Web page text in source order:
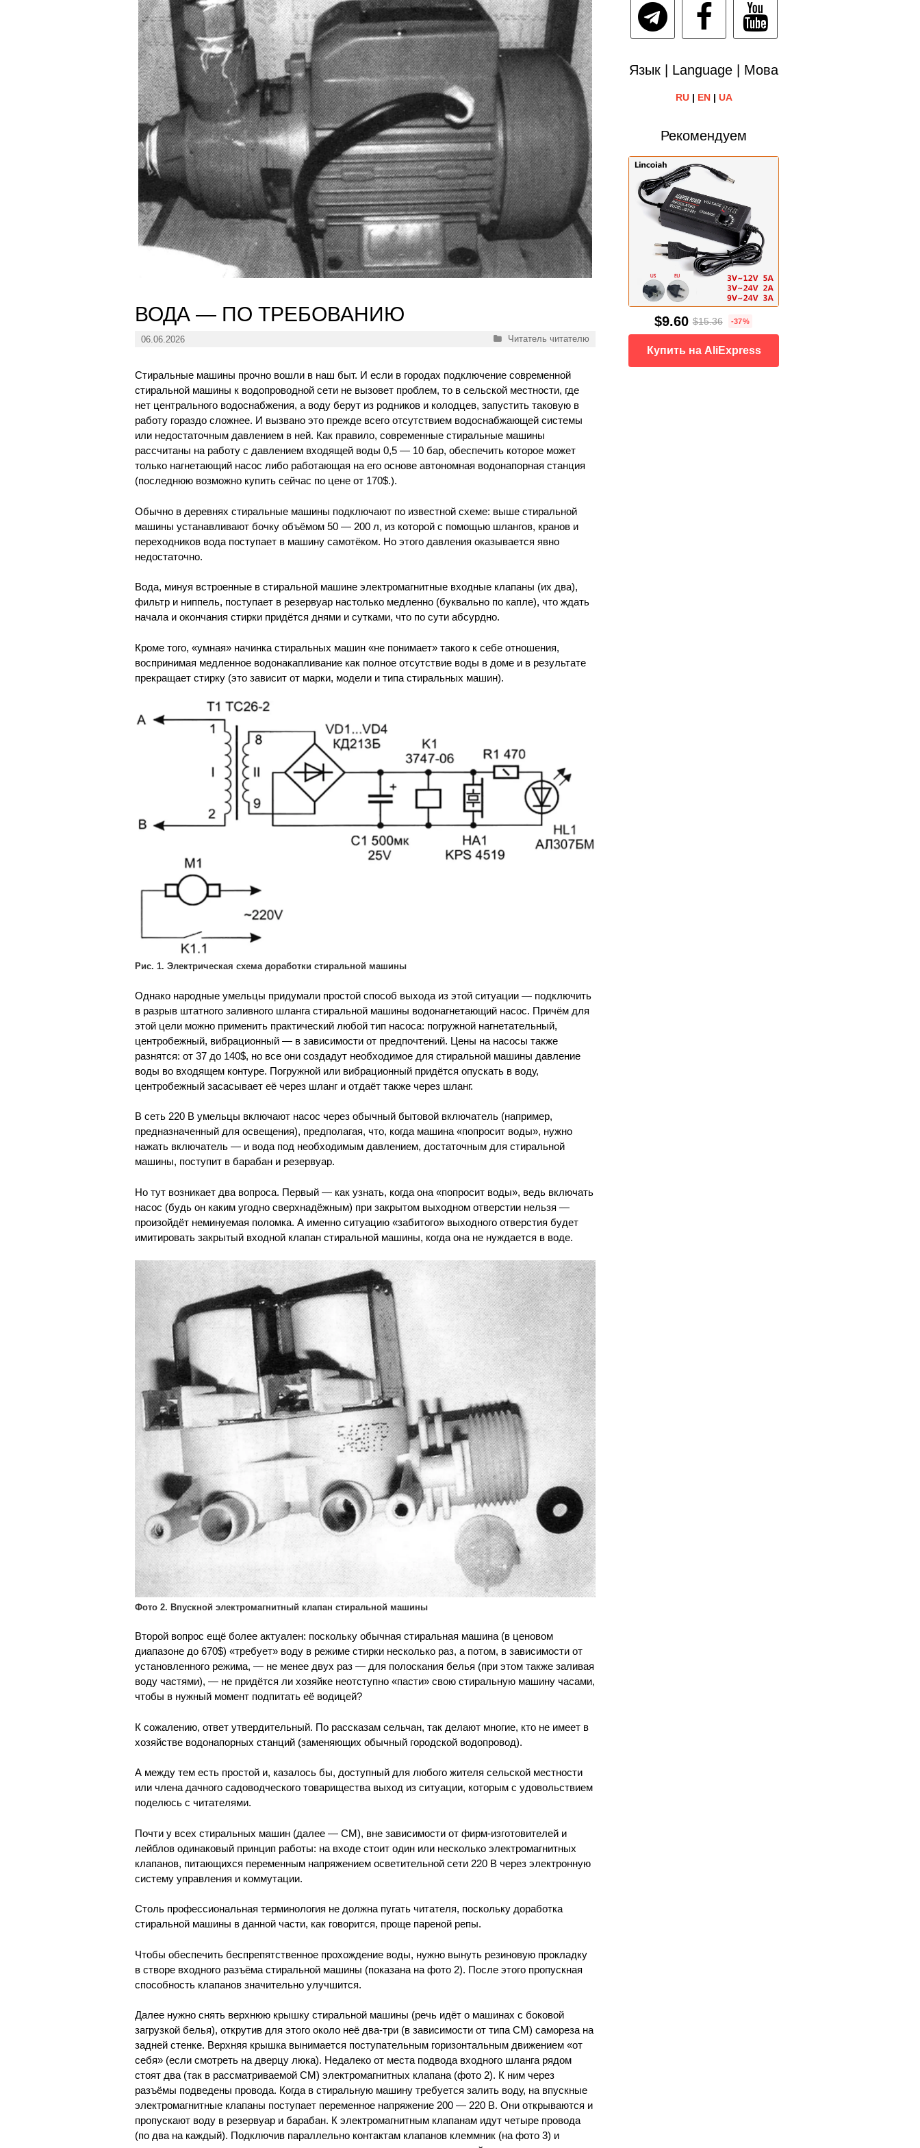
ВОДА — ПО ТРЕБОВАНИЮ
06.06.2026 Рубрики
Читатель читателю
Стиральные машины прочно вошли в наш быт. И если в городах подключение современной
стиральной машины к водопроводной сети не вызовет проблем, то в сельской местности, где
нет центрального водоснабжения, а воду берут из родников и колодцев, запустить таковую в
работу гораздо сложнее. И вызвано это прежде всего отсутствием водоснабжающей системы
или недостаточным давлением в ней. Как правило, современные стиральные машины
рассчитаны на работу с давлением входящей воды 0,5 — 10 бар, обеспечить которое может
только нагнетающий насос либо работающая на его основе автономная водонапорная станция
(последнюю возможно купить сейчас по цене от 170$.).
Обычно в деревнях стиральные машины подключают по известной схеме: выше стиральной
машины устанавливают бочку объёмом 50 — 200 л, из которой с помощью шлангов, кранов и
переходников вода поступает в машину самотёком. Но этого давления оказывается явно
недостаточно.
Вода, минуя встроенные в стиральной машине электромагнитные входные клапаны (их два),
фильтр и ниппель, поступает в резервуар настолько медленно (буквально по капле), что ждать
начала и окончания стирки придётся днями и сутками, что по сути абсурдно.
Кроме того, «умная» начинка стиральных машин «не понимает» такого к себе отношения,
воспринимая медленное водонакапливание как полное отсутствие воды в доме и в результате
прекращает стирку (это зависит от марки, модели и типа стиральных машин).
Рис. 1. Электрическая схема доработки стиральной машины
Однако народные умельцы придумали простой способ выхода из этой ситуации — подключить
в разрыв штатного заливного шланга стиральной машины водонагнетающий насос. Причём для
этой цели можно применить практический любой тип насоса: погружной нагнетательный,
центробежный, вибрационный — в зависимости от предпочтений. Цены на насосы также
разнятся: от 37 до 140$, но все они создадут необходимое для стиральной машины давление
воды во входящем контуре. Погружной или вибрационный придётся опускать в воду,
центробежный засасывает её через шланг и отдаёт также через шланг.
В сеть 220 В умельцы включают насос через обычный бытовой включатель (например,
предназначенный для освещения), предполагая, что, когда машина «попросит воды», нужно
нажать включатель — и вода под необходимым давлением, достаточным для стиральной
машины, поступит в барабан и резервуар.
Но тут возникает два вопроса. Первый — как узнать, когда она «попросит воды», ведь включать
насос (будь он каким угодно сверхнадёжным) при закрытом выходном отверстии нельзя —
произойдёт неминуемая поломка. А именно ситуацию «забитого» выходного отверстия будет
имитировать закрытый входной клапан стиральной машины, когда она не нуждается в воде.
Фото 2. Впускной электромагнитный клапан стиральной машины
Второй вопрос ещё более актуален: поскольку обычная стиральная машина (в ценовом
диапазоне до 670$) «требует» воду в режиме стирки несколько раз, а потом, в зависимости от
установленного режима, — не менее двух раз — для полоскания белья (при этом также заливая
воду частями), — не придётся ли хозяйке неотступно «пасти» свою стиральную машину часами,
чтобы в нужный момент подпитать её водицей?
К сожалению, ответ утвердительный. По рассказам сельчан, так делают многие, кто не имеет в
хозяйстве водонапорных станций (заменяющих обычный городской водопровод).
А между тем есть простой и, казалось бы, доступный для любого жителя сельской местности
или члена дачного садоводческого товарищества выход из ситуации, которым с удовольствием
поделюсь с читателями.
Почти у всех стиральных машин (далее — СМ), вне зависимости от фирм-изготовителей и
лейблов одинаковый принцип работы: на входе стоит один или несколько электромагнитных
клапанов, питающихся переменным напряжением осветительной сети 220 В через электронную
систему управления и коммутации.
Столь профессиональная терминология не должна пугать читателя, поскольку доработка
стиральной машины в данной части, как говорится, проще пареной репы.
Чтобы обеспечить беспрепятственное прохождение воды, нужно вынуть резиновую прокладку
в створе входного разъёма стиральной машины (показана на фото 2). После этого пропускная
способность клапанов значительно улучшится.
Далее нужно снять верхнюю крышку стиральной машины (речь идёт о машинах с боковой
загрузкой белья), открутив для этого около неё два-три (в зависимости от типа СМ) самореза на
задней стенке. Верхняя крышка вынимается поступательным горизонтальным движением «от
себя» (если смотреть на дверцу люка). Недалеко от места подвода входного шланга рядом
стоят два (так в рассматриваемой СМ) электромагнитных клапана (фото 2). К ним через
разъёмы подведены провода. Когда в стиральную машину требуется залить воду, на впускные
электромагнитные клапаны поступает переменное напряжение 200 — 220 В. Они открываются и
пропускают воду в резервуар и барабан. К электромагнитным клапанам идут четыре провода
(по два на каждый). Подключив параллельно контактам клапанов клеммник (на фото 3) и
Язык | Language | Мова
RU| EN| UA
Рекомендуем
$9.60 $15.36 -37%
Купить на AliExpress